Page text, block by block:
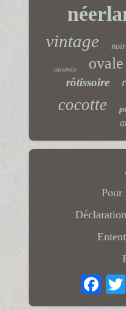
vintage noir
casserole ovale
rôtissoire
cocotte
Pour